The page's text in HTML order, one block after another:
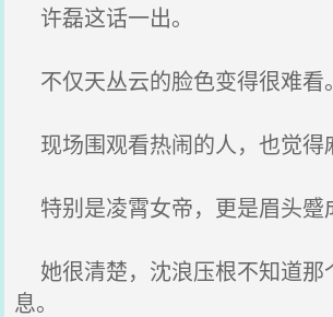
许磊这话一出。
不仅天丛云的脸色变得很难看。
现场围观看热闹的人，也觉得
特别是凌霄女帝，更是眉头蹙
她很清楚，沈浪压根不知道那
息。